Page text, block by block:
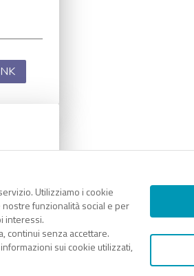
Utilizziamo i cookie
funzionalità social e per
interessi.
continui senza accettare.
sui cookie utilizzati,